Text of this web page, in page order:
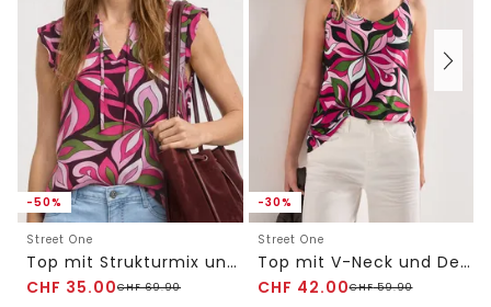
-50%
Street One
Top mit Strukturmix und Crochet-Details
CHF 35.00CHF69.90
-30%
Street One
Top mit V-Neck und Deko-Detail
CHF 42.00CHF59.90